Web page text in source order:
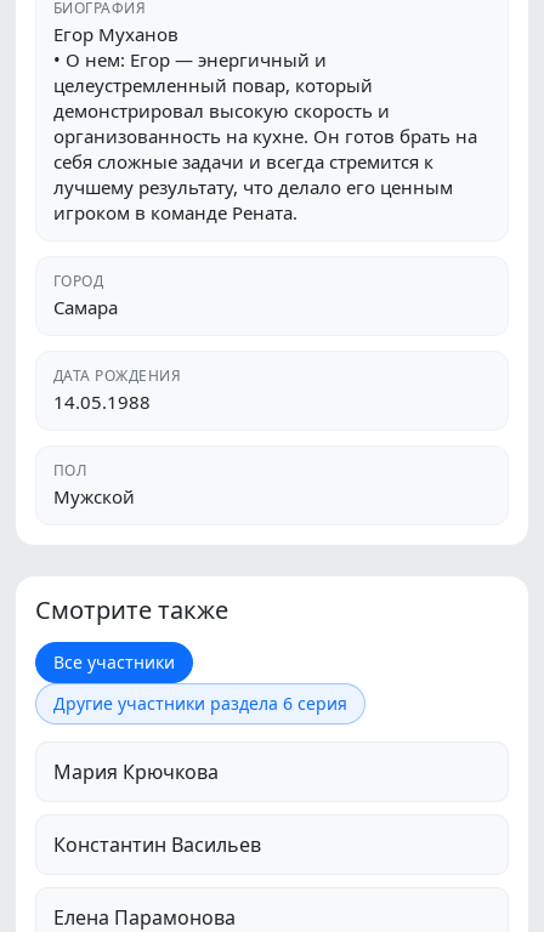
БИОГРАФИЯ
Егор Муханов
• О нем: Егор — энергичный и
целеустремленный повар, который
демонстрировал высокую скорость и
организованность на кухне. Он готов брать на
себя сложные задачи и всегда стремится к
лучшему результату, что делало его ценным
игроком в команде Рената.
ГОРОД
Самара
ДАТА РОЖДЕНИЯ
14.05.1988
ПОЛ
Мужской
Смотрите также
Все участники
Другие участники раздела 6 серия
Мария Крючкова
Константин Васильев
Елена Парамонова